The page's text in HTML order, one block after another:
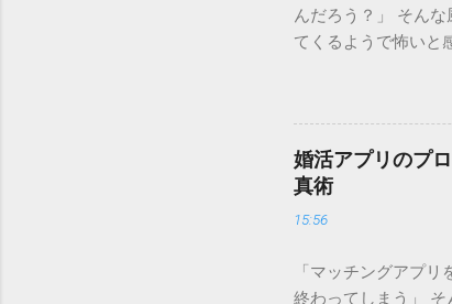
んだろう？」 そん
てくるようで怖いと
結婚を掴み取るた
のランクを知った上
場価値が決まる仕組
る「需要」を可視化
価されるポイントが
は**「年収」と「職
上）や清潔感のあ
婚活アプリのプ
真術
15:56
「マッチングアプ
終わってしまう」